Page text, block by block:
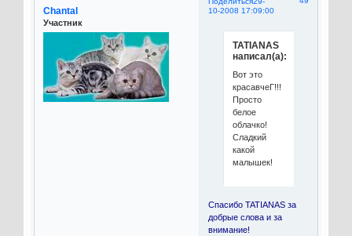
10-2008 17:09:00
Chantal
Участник
TATIANAS
написал(а):
Вот это
красавчеГ!!!
Просто
белое
облачко!
Сладкий
какой
малышек!
Спасибо TATIANAS за
добрые слова и за
внимание!